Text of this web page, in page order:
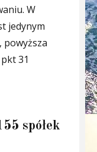
W
jedynym
powyższa
31
spółek